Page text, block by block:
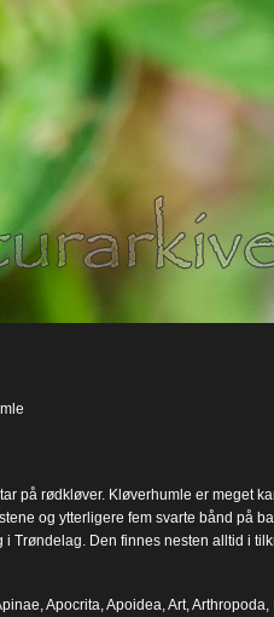
på rødkløver. Kløverhumle er meget
og ytterligere fem svarte bånd på
Trøndelag. Den finnes nesten alltid i
Apocrita Apoidea Art, Arthropoda